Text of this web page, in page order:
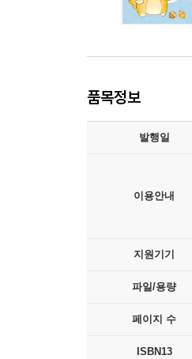
품목정보
발행일
이용안내
지원기기
파일/용량
페이지 수
ISBN13